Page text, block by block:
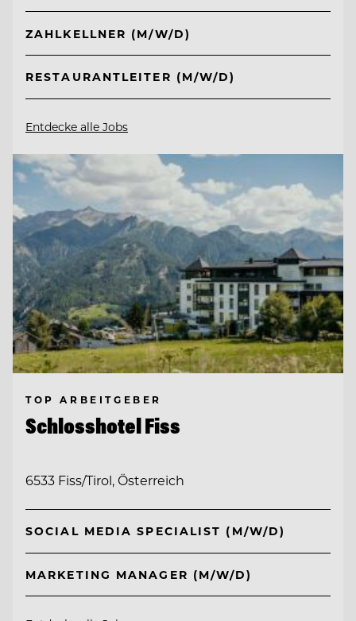
ZAHLKELLNER (M/W/D)
RESTAURANTLEITER (M/W/D)
Entdecke alle Jobs
TOP ARBEITGEBER
Schlosshotel Fiss
6533 Fiss/Tirol, Österreich
SOCIAL MEDIA SPECIALIST (M/W/D)
MARKETING MANAGER (M/W/D)